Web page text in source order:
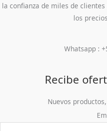
la confianza de miles de
los
Whatsapp :
Recibe
Nuevos